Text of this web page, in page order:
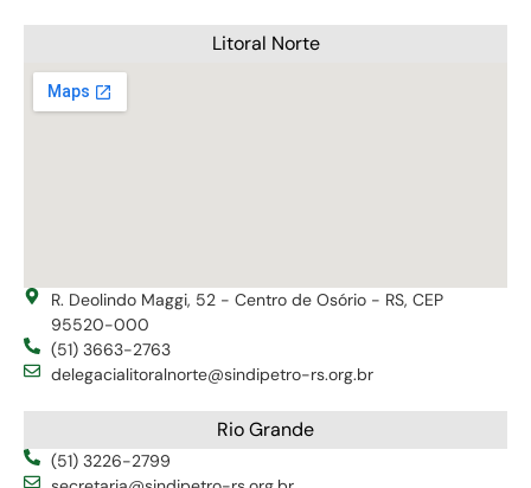
Litoral Norte
R. Deolindo Maggi, 52 - Centro de Osório - RS, CEP
95520-000
(51) 3663-2763
delegacialitoralnorte@sindipetro-rs.org.br
Rio Grande
(51) 3226-2799